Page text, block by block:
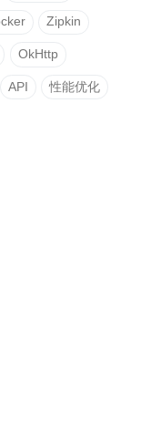
Zipkin
OkHttp
API 性能优化